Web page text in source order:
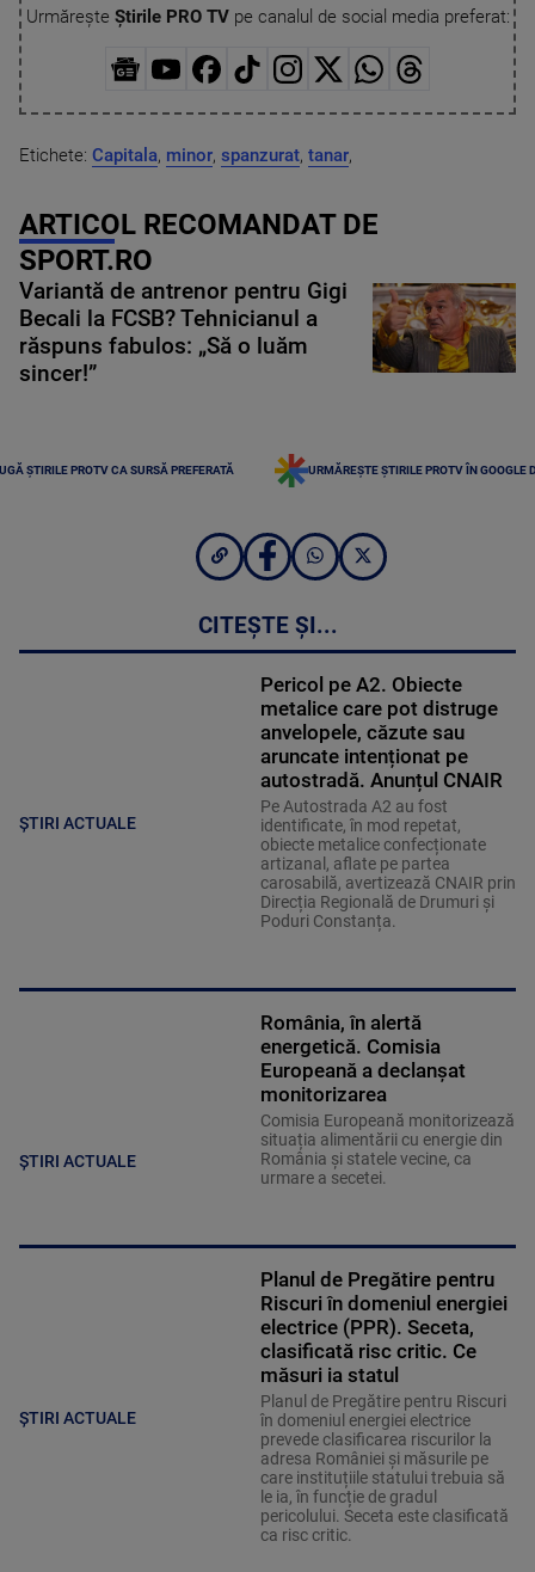
Urmărește Știrile PRO TVpe canalul de social media preferat:
Etichete: Capitala, minor, spanzurat, tanar,
ARTICOL RECOMANDAT DE
SPORT.RO
Variantă de antrenor pentru Gigi
Becali la FCSB? Tehnicianul a
răspuns fabulos: „Să o luăm
sincer!”
ȘTIRILE PROTV CA SURSĂ PREFERATĂ URMĂREȘTE ȘTIRILE PROTV ÎN GOOGLE
CITEȘTE ȘI...
ȘTIRI ACTUALE
Pericol pe A2. Obiecte
metalice care pot distruge
anvelopele, căzute sau
aruncate intenționat pe
autostradă. Anunțul CNAIR
Pe Autostrada A2 au fost
identificate, în mod repetat,
obiecte metalice confecționate
artizanal, aflate pe partea
carosabilă, avertizează CNAIR prin
Direcția Regională de Drumuri și
Poduri Constanța.
ȘTIRI ACTUALE
România, în alertă
energetică. Comisia
Europeană a declanșat
monitorizarea
Comisia Europeană monitorizează
situația alimentării cu energie din
România și statele vecine, ca
urmare a secetei.
ȘTIRI ACTUALE
Planul de Pregătire pentru
Riscuri în domeniul energiei
electrice (PPR). Seceta,
clasificată risc critic. Ce
măsuri ia statul
Planul de Pregătire pentru Riscuri
în domeniul energiei electrice
prevede clasificarea riscurilor la
adresa României și măsurile pe
care instituțiile statului trebuia să
le ia, în funcție de gradul
pericolului. Seceta este clasificată
ca risc critic.